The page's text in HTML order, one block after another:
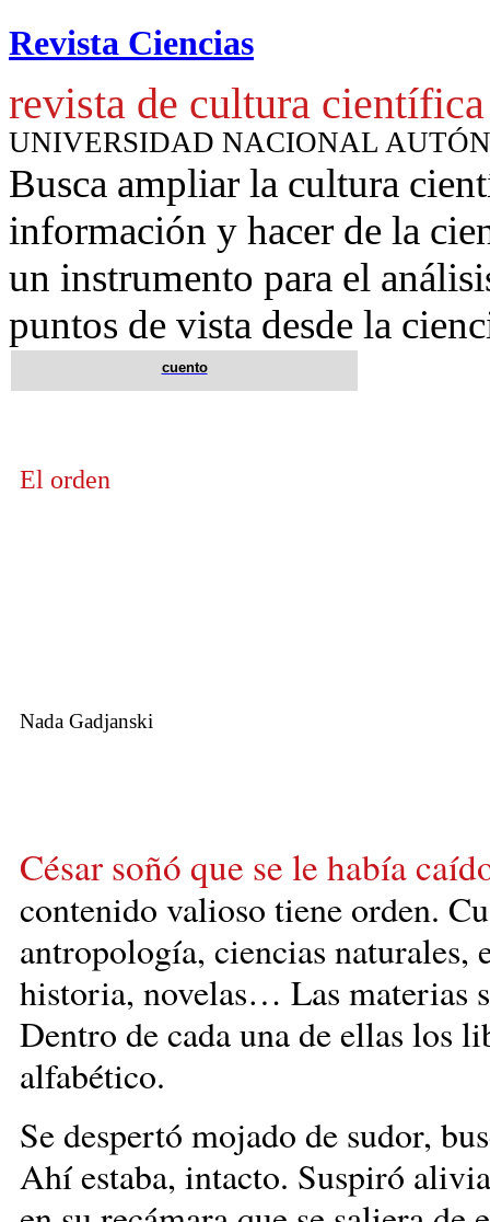
Revista Ciencias
revista de cultura científica
UNIVERSIDAD NACIONAL
Busca ampliar la cultura
información y hacer de la
un instrumento para el
puntos de vista desde la
cuento
El orden
Nada Gadjanski
César soñó que se le había
contenido valioso tiene orden.
antropología, ciencias
historia, novelas… Las materias
Dentro de cada una de ellas los
alfabético.
Se despertó mojado de sudor,
Ahí estaba, intacto. Suspiró